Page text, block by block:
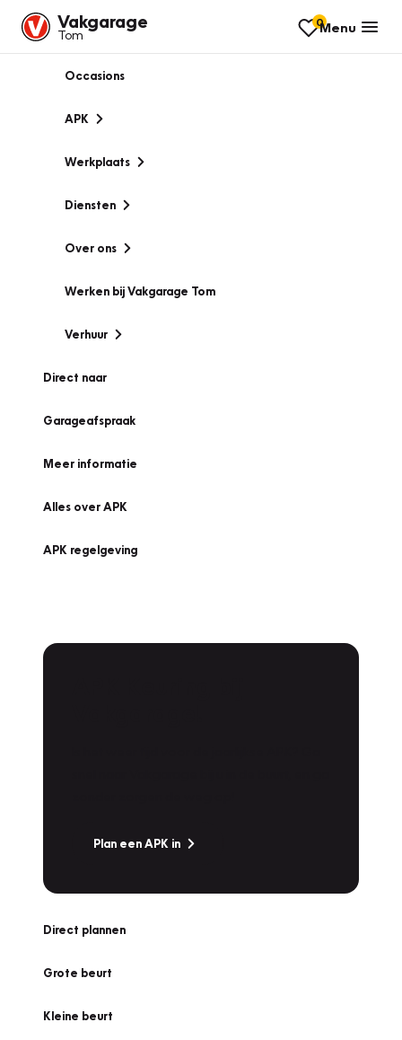
Vakgarage
Tom
0Menu
Occasions
APK
Werkplaats
Diensten
Over ons
Werken bij Vakgarage Tom
Verhuur
Direct naar
Garageafspraak
Meer informatie
Alles over APK
APK regelgeving
Plan een APK in
Direct plannen
Grote beurt
Kleine beurt